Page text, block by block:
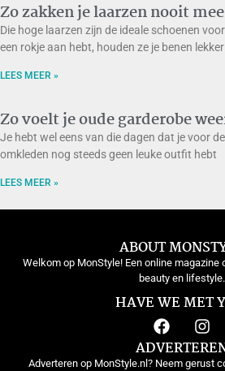
Zo zakken je laarzen nooit
Die hoge laarzen zijn de ideale schoenen
een rokje aan hebt, houden ze je benen
LEES MEER »
Zo voelt je oude garderobe
Je hebt wel eens van die dagen dat je voor
omkleden nog steeds geen leuke outfit hebt
LEES MEER »
ABOUT
Welkom op MonStyle! Een online magazine
beauty en lifestyle.
HAVE WE MET
Adverteren op MonStyle.nl? Neem gerust